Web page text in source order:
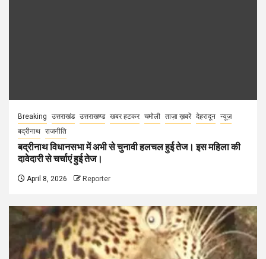
Breaking उत्तराखंड उत्तराखण्ड खबर हटकर चमोली ताज़ा ख़बरें देहरादून न्यूज़
बद्रीनाथ राजनीति
बद्रीनाथ विधानसभा में अभी से चुनावी हलचल हुई तेज। इस महिला की
दावेदारी से चर्चाएं हुई तेज।
April 8, 2026 Reporter